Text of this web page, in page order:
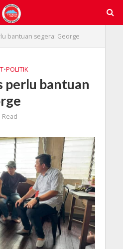
bantuan segera: George
•POLITIK
perlu bantuan
Read